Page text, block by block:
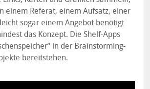
einem Referat, einem Aufsatz, einer
sogar einem Angebot benötigt
das Konzept. Die Shelf-Apps
in der Brainstorming-
bereitstehen.